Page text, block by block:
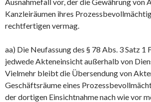
Kanzleiräumen ihres
rechtfertigen vermag.
aa) Die Neufassung des § 78 Abs. 3 Satz
jedwede Akteneinsicht außerhalb von
Vielmehr bleibt die Übersendung von
Geschäftsräume eines
der dortigen Einsichtnahme nach wie vor